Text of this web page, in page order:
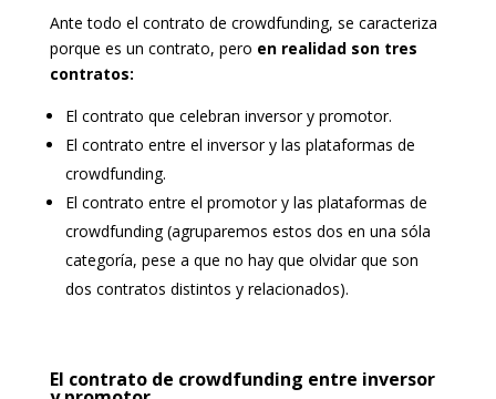
Ante todo el contrato de crowdfunding, se caracteriza
porque es un contrato, pero en realidad son tres
contratos:
El contrato que celebran inversor y promotor.
El contrato entre el inversor y las plataformas de
crowdfunding.
El contrato entre el promotor y las plataformas de
crowdfunding (agruparemos estos dos en una sóla
categoría, pese a que no hay que olvidar que son
dos contratos distintos y relacionados).
El contrato de crowdfunding entre inversor